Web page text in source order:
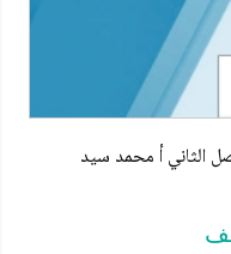
الثاني أ محمد سيد